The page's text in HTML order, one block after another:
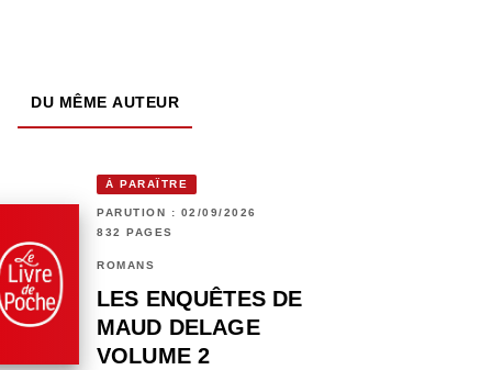
DU MÊME AUTEUR
À PARAÎTRE
PARUTION : 02/09/2026
832 PAGES
ROMANS
LES ENQUÊTES DE
MAUD DELAGE
VOLUME 2